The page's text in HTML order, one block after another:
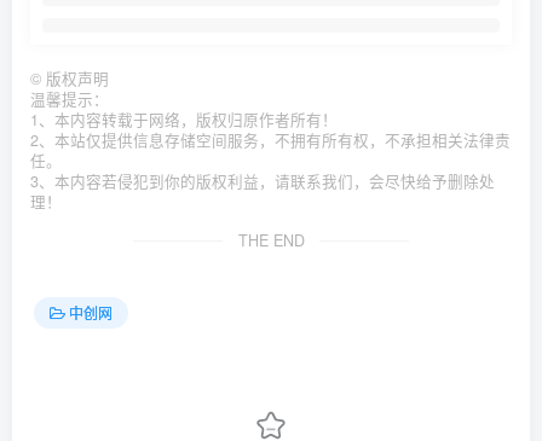
© 版权声明
温馨提示：
1、本内容转载于网络，版权归原作者所有！
2、本站仅提供信息存储空间服务，不拥有所有权，不承担相关法律责
任。
3、本内容若侵犯到你的版权利益，请联系我们，会尽快给予删除处
理！
THE END
中创网